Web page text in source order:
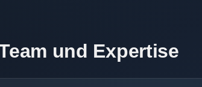
und Expertise